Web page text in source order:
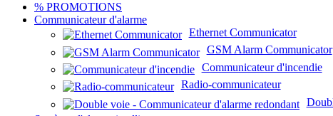
% PROMOTIONS
Communicateur d'alarme
Ethernet Communicator
GSM Alarm Communicator
Communicateur d'incendie
Radio-communicateur